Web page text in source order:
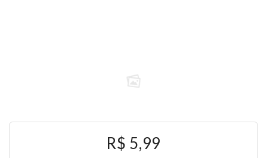
R$ 5,99